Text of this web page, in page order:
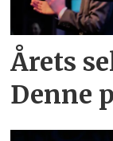
Årets
Denne